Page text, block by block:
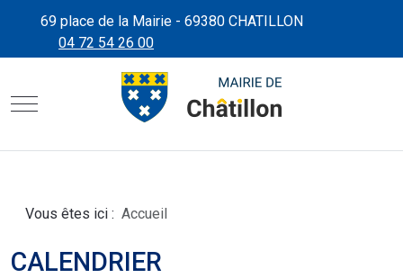
69 place de la Mairie - 69380 CHATILLON
04 72 54 26 00
CHÂTILLON D'AZERGUES"
SITE OFFICIEL DE LA MAIRIE
Mobile Menu Toggle
Vous êtes ici : Accueil
CALENDRIER